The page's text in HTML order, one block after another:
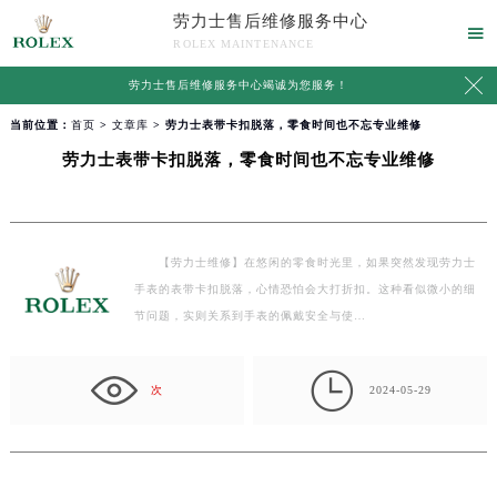
劳力士售后维修服务中心
ROLEX MAINTENANCE

劳力士售后维修服务中心竭诚为您服务！ 
当前位置： 首页 > 文章库 > 劳力士表带卡扣脱落，零食时间也不忘专业维修
劳力士表带卡扣脱落，零食时间也不忘专业维修
【劳力士维修】在悠闲的零食时光里，如果突然发现劳力士
手表的表带卡扣脱落，心情恐怕会大打折扣。这种看似微小的细
节问题，实则关系到手表的佩戴安全与使…
次  2024-05-29